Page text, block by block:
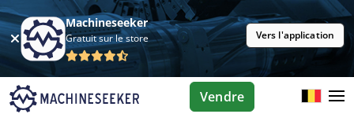
Machineseeker
Gratuit sur le store Vers l'application
Vendre